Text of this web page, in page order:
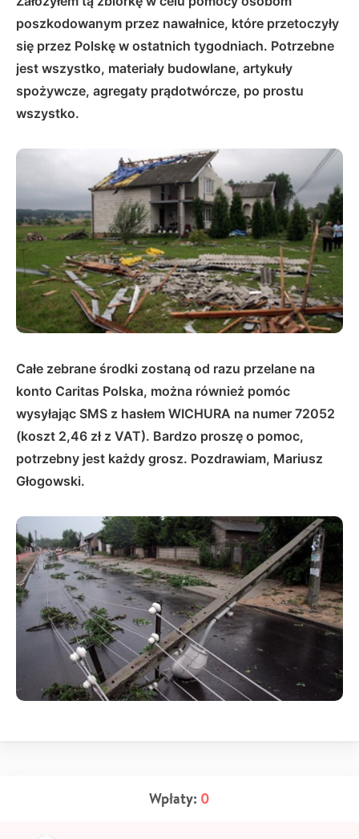
poszkodowanym przez nawałnice, które przetoczyły
się przez Polskę w ostatnich tygodniach. Potrzebne
jest wszystko, materiały budowlane, artykuły
spożywcze, agregaty prądotwórcze, po prostu
wszystko.
Całe zebrane środki zostaną od razu przelane na
konto Caritas Polska, można również pomóc
wysyłając SMS z hasłem WICHURA na numer 72052
(koszt 2,46 zł z VAT). Bardzo proszę o pomoc,
potrzebny jest każdy grosz. Pozdrawiam, Mariusz
Głogowski.
Wpłaty: 0